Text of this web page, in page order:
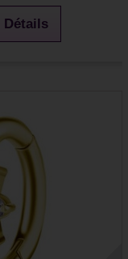
Détails